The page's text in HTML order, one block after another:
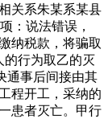
关系朱某系某县
：说法错误，
纳税款，将骗取
的行为取乙的灭
通事后间接由其
程开工，采纳的
患者灭亡。甲行